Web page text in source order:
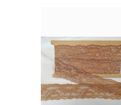
Detaljnije
Dodaj u listu želja